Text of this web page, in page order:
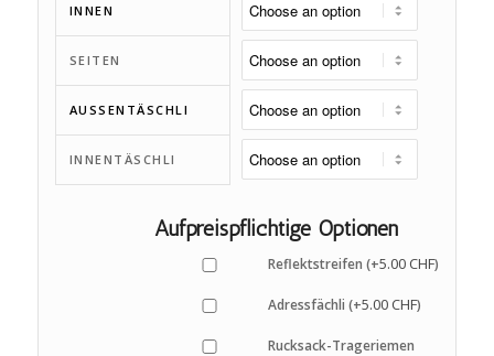
INNEN
SEITEN
AUSSENTÄSCHLI
INNENTÄSCHLI
Aufpreispflichtige Optionen
Reflektstreifen (+5.00 CHF)
Adressfächli (+5.00 CHF)
Rucksack-Trageriemen